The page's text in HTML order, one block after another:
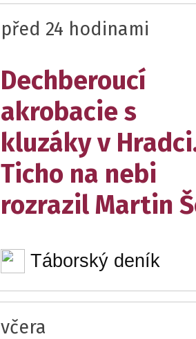
před 24 hodinami
Dechberoucí
akrobacie s
kluzáky v
Ticho na nebi
rozrazil Martin
Táborský deník
včera